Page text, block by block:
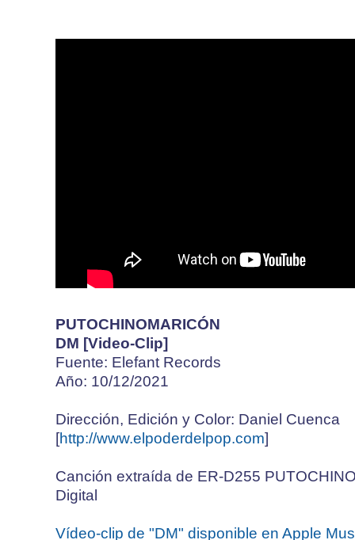
PUTOCHINOMARICÓN
DM [Video-Clip]
Fuente: Elefant Records
Año: 10/12/2021
Dirección, Edición y Color: Daniel Cuenca
[http://www.elpoderdelpop.com]
Canción extraída de ER-D255
Digital
Vídeo-clip de "DM" disponible en Apple